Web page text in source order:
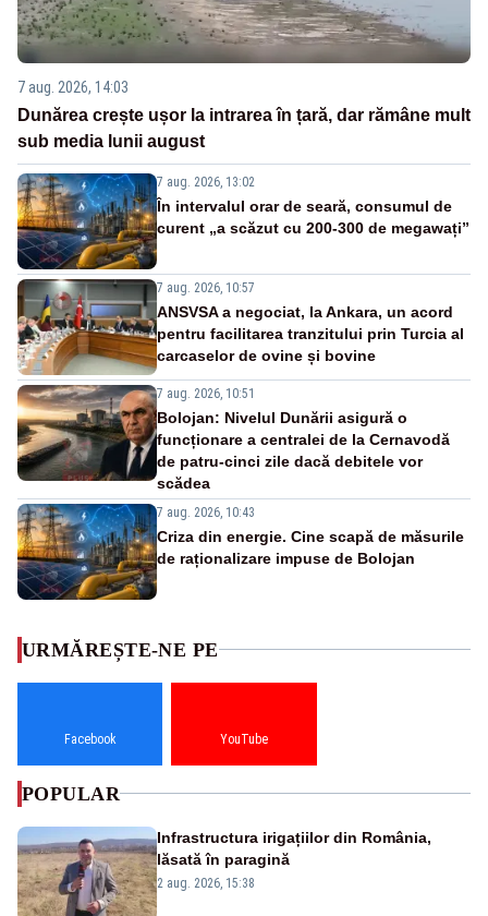
7 aug. 2026, 14:03
Dunărea crește ușor la intrarea în țară, dar rămâne mult
sub media lunii august
7 aug. 2026, 13:02
În intervalul orar de seară, consumul de
curent „a scăzut cu 200-300 de megawați”
7 aug. 2026, 10:57
ANSVSA a negociat, la Ankara, un acord
pentru facilitarea tranzitului prin Turcia al
carcaselor de ovine și bovine
7 aug. 2026, 10:51
Bolojan: Nivelul Dunării asigură o
funcționare a centralei de la Cernavodă
de patru-cinci zile dacă debitele vor
scădea
7 aug. 2026, 10:43
Criza din energie. Cine scapă de măsurile
de raționalizare impuse de Bolojan
URMĂREȘTE-NE PE
Facebook YouTube
POPULAR
Infrastructura irigațiilor din România,
lăsată în paragină
2 aug. 2026, 15:38